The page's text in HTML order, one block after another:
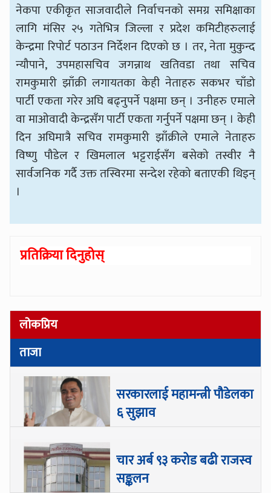
नेकपा एकीकृत साजवादीले निर्वाचनको समग्र समिक्षाका
लागि मंसिर २५ गतेभित्र जिल्ला र प्रदेश कमिटीहरुलाई
केन्द्रमा रिपोर्ट पठाउन निर्देशन दिएको छ । तर, नेता मुकुन्द
न्यौपाने, उपमहासचिव जगन्नाथ खतिवडा तथा सचिव
रामकुमारी झाँक्री लगायतका केही नेताहरु सकभर चाँडो
पार्टी एकता गरेर अघि बढ्नुपर्ने पक्षमा छन् । उनीहरु एमाले
वा माओवादी केन्द्रसँग पार्टी एकता गर्नुपर्ने पक्षमा छन् । केही
दिन अघिमात्रै सचिव रामकुमारी झाँक्रीले एमाले नेताहरु
विष्णु पौडेल र खिमलाल भट्टराईसँग बसेको तस्वीर नै
सार्वजनिक गर्दै उक्त तस्विरमा सन्देश रहेको बताएकी थिइन्
।
प्रतिक्रिया दिनुहोस्
लोकप्रिय
ताजा
सरकारलाई महामन्त्री पौडेलका
६ सुझाव
चार अर्ब ९३ करोड बढी राजस्व
सङ्कलन